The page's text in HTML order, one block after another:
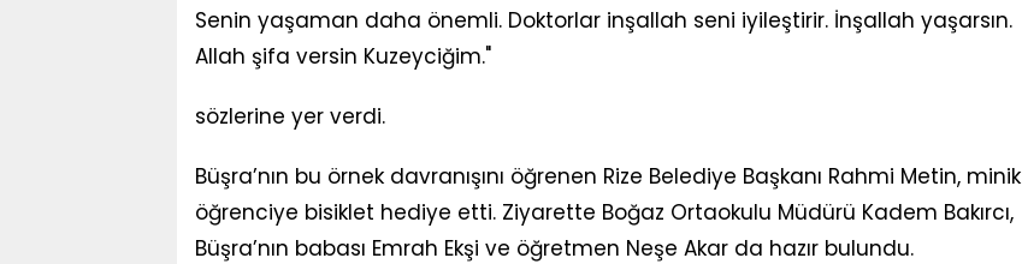
Senin yaşaman daha önemli. Doktorlar inşallah seni iyileştirir. İnşallah yaşarsın.
Allah şifa versin Kuzeyciğim."
sözlerine yer verdi.
Büşra’nın bu örnek davranışını öğrenen Rize Belediye Başkanı Rahmi Metin, minik
öğrenciye bisiklet hediye etti. Ziyarette Boğaz Ortaokulu Müdürü Kadem Bakırcı,
Büşra’nın babası Emrah Ekşi ve öğretmen Neşe Akar da hazır bulundu.